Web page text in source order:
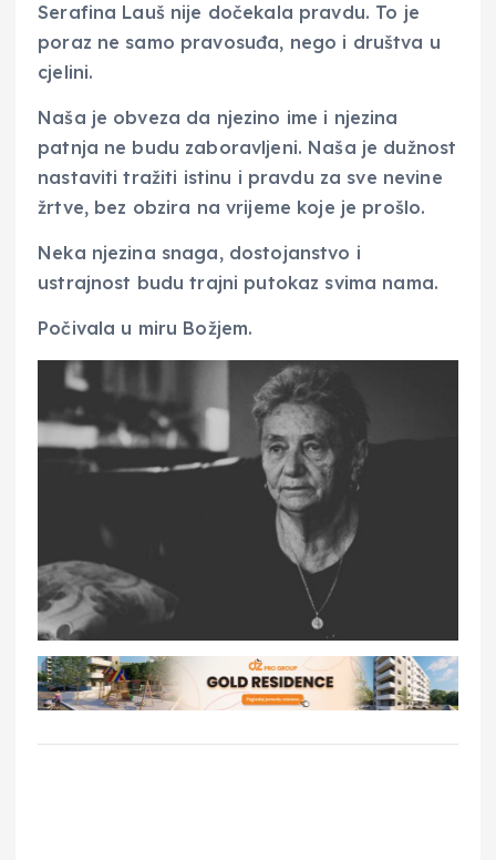
Serafina Lauš nije dočekala pravdu. To je
poraz ne samo pravosuđa, nego i društva u
cjelini.
Naša je obveza da njezino ime i njezina
patnja ne budu zaboravljeni. Naša je dužnost
nastaviti tražiti istinu i pravdu za sve nevine
žrtve, bez obzira na vrijeme koje je prošlo.
Neka njezina snaga, dostojanstvo i
ustrajnost budu trajni putokaz svima nama.
Počivala u miru Božjem.